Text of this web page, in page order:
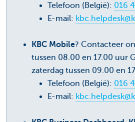
Telefoon (België): 016
E-mail:
KBC Mobile? Contacteer
tussen 08.00 en 17.00 uur
zaterdag tussen 09.00 en
Telefoon (België): 016
E-mail: